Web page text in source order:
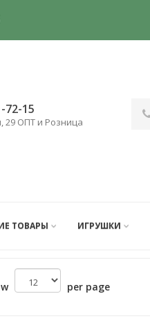
72-15
29 ОПТ и Розница
ТОВАРЫ ИГРУШКИ
per page